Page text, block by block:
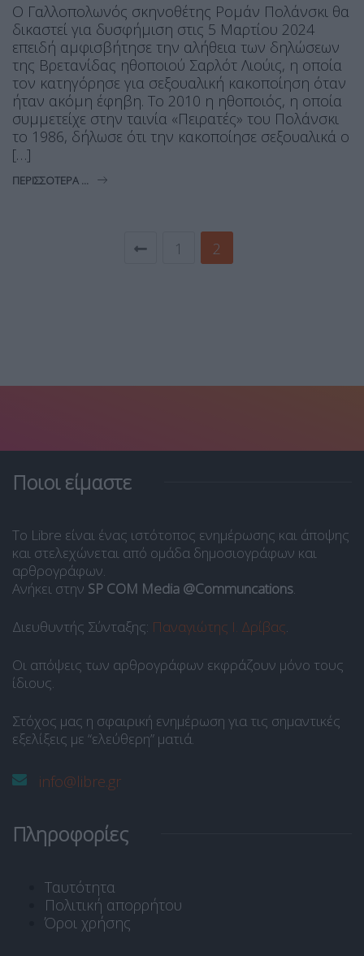
Ο Γαλλοπολωνός σκηνοθέτης Ρομάν Πολάνσκι θα
δικαστεί για δυσφήμιση στις 5 Μαρτίου 2024
επειδή αμφισβήτησε την αλήθεια των δηλώσεων
της Βρετανίδας ηθοποιού Σαρλότ Λιούις, η οποία
τον κατηγόρησε για σεξουαλική κακοποίηση όταν
ήταν ακόμη έφηβη. Το 2010 η ηθοποιός, η οποία
συμμετείχε στην ταινία «Πειρατές» του Πολάνσκι
το 1986, δήλωσε ότι την κακοποίησε σεξουαλικά ο
[…]
ΠΕΡΙΣΣΌΤΕΡΑ ...
1 2
Ποιοι είμαστε
Το Libre είναι ένας ιστότοπος ενημέρωσης και άποψης
και στελεχώνεται από ομάδα δημοσιογράφων και
αρθρογράφων.
Ανήκει στην SP COM Media @Communcations.
Διευθυντής Σύνταξης: Παναγιώτης Ι. Δρίβας.
Οι απόψεις των αρθρογράφων εκφράζουν μόνο τους
ίδιους.
Στόχος μας η σφαιρική ενημέρωση για τις σημαντικές
εξελίξεις με “ελεύθερη” ματιά.
info@libre.gr
Πληροφορίες
Ταυτότητα
Πολιτική απορρήτου
Όροι χρήσης